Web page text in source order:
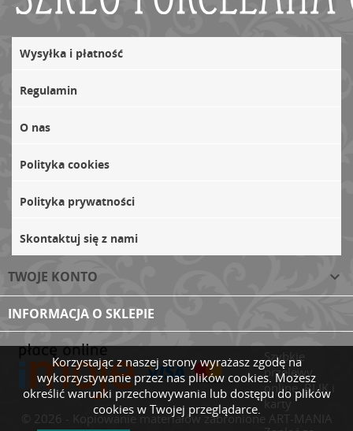
Wysyłka i płatność
Regulamin
O nas
Polityka cookies
Polityka prywatności
Skontaktuj się z nami
TWOJE KONTO 
INFORMACJA O SKLEPIE
Szybkie
przelewy
online, BLIK i
karty
© 2026 - Kopiowanie materiałów zabronione ART-MANIA
Korzystając z naszej strony wyrażasz zgodę na
wykorzystywanie przez nas plików cookies. Możesz
określić warunki przechowywania lub dostępu do plików
cookies w Twojej przeglądarce.